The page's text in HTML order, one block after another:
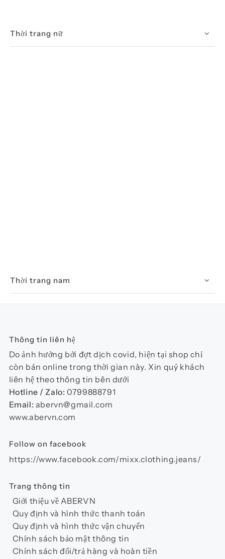
Thời trang nữ
Thời trang nam
Thông tin liên hệ
Do ảnh hưởng bởi đợt dịch covid, hiện tại shop chỉ
còn bán online trong thời gian này. Xin quý khách
liên hệ theo thông tin bên dưới
Hotline / Zalo:0799888791
Email: abervn@gmail.com
www.abervn.com
Follow on facebook
https://www.facebook.com/mixx.clothing.jeans/
Trang thông tin
Giới thiệu về ABERVN
Quy định và hình thức thanh toán
Quy định và hình thức vận chuyển
Chính sách bảo mật thông tin
Chính sách đổi/trả hàng và hoàn tiền